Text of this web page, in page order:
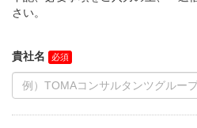
さい。
貴社名